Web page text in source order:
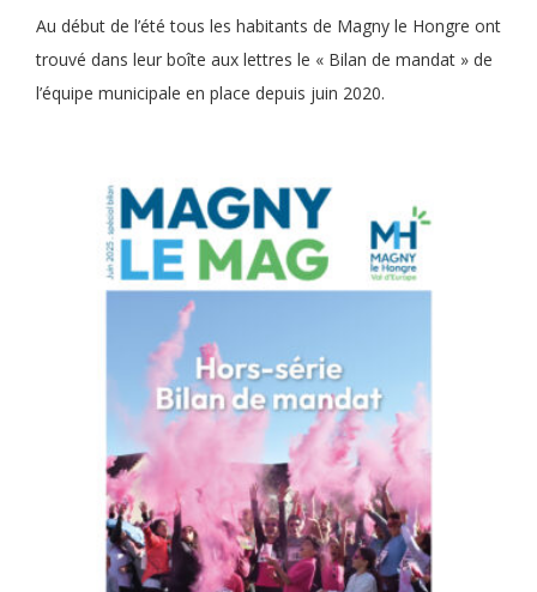
Au début de l’été tous les habitants de Magny le Hongre ont
trouvé dans leur boîte aux lettres le « Bilan de mandat » de
l’équipe municipale en place depuis juin 2020.